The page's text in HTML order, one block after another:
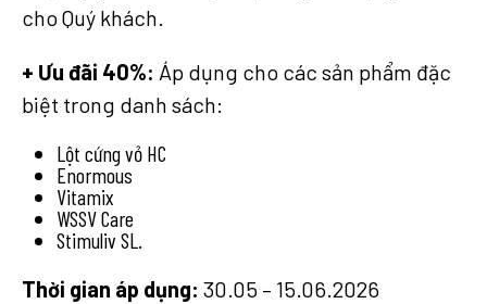
cho Quý khách.
+ Ưu đãi 40%: Áp dụng cho các sản phẩm đặc
biệt trong danh sách:
Lột cứng vỏ HC
Enormous
Vitamix
WSSV Care
Stimuliv SL.
Thời gian áp dụng: 30.05 – 15.06.2026​